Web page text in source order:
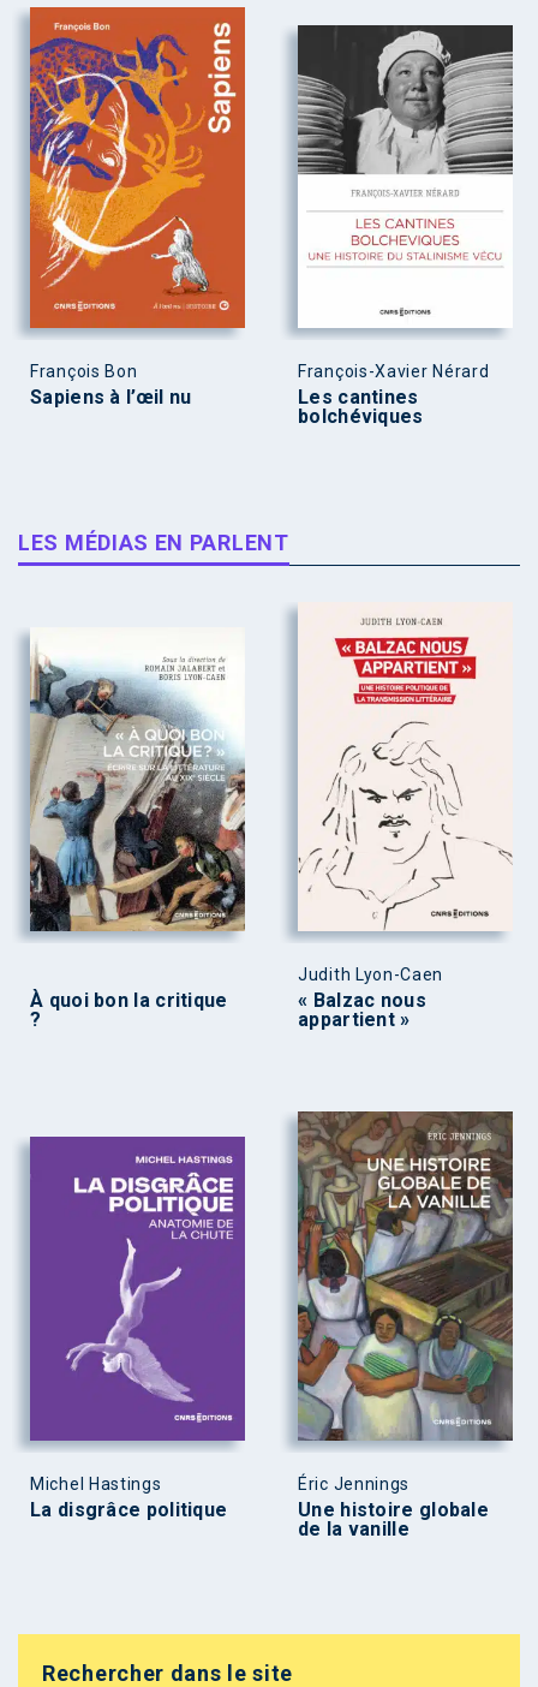
François Bon
Sapiens à l’œil nu
François-Xavier Nérard
Les cantines
bolchéviques
LES MÉDIAS EN PARLENT
À quoi bon la critique
?
Judith Lyon-Caen
« Balzac nous
appartient »
Michel Hastings
La disgrâce politique
Éric Jennings
Une histoire globale
de la vanille
Rechercher dans le site